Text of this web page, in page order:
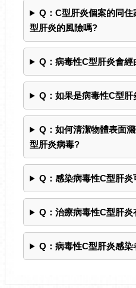
Q：C型肝炎個案的同
型肝炎的風險嗎?
Q：病毒性C型肝炎會經
Q：如果是病毒性C型
Q：如何清潔物體表面
型肝炎病毒?
Q：感染病毒性C型肝
Q：治療病毒性C型肝
Q：病毒性C型肝炎感